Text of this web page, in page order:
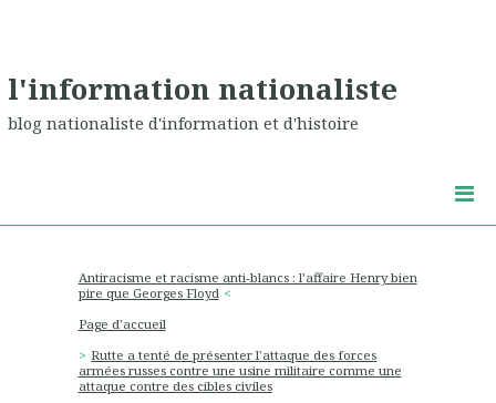
l'information nationaliste
blog nationaliste d'information et d'histoire
Antiracisme et racisme anti-blancs : l’affaire Henry bien
pire que Georges Floyd
Page d'accueil
Rutte a tenté de présenter l'attaque des forces
armées russes contre une usine militaire comme une
attaque contre des cibles civiles